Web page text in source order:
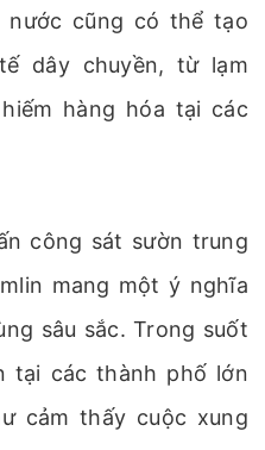
nước cũng có thể tạo
dây chuyền, từ lạm
hàng hóa tại các
công sát sườn trung
mang một ý nghĩa
sâu sắc. Trong suốt
tại các thành phố lớn
cảm thấy cuộc xung